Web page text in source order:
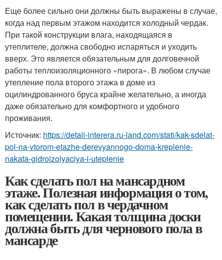
Еще более сильно они должны быть выражены в случае,
когда над первым этажом находится холодный чердак.
При такой конструкции влага, находящаяся в
утеплителе, должна свободно испаряться и уходить
вверх. Это является обязательным для долговечной
работы теплоизоляционного «пирога». В любом случае
утепление пола второго этажа в доме из
оцилиндрованного бруса крайне желательно, а иногда
даже обязательно для комфортного и удобного
проживания.
Источник: https://detali-interera.ru-land.com/stati/kak-sdelat-
pol-na-vtorom-etazhe-derevyannogo-doma-kreplenie-
nakata-gidroizolyaciya-i-uteplenie
Как сделать пол на мансардном
этаже. Полезная информация о том,
как сделать пол в чердачном
помещении. Какая толщина доски
должна быть для чернового пола в
мансарде